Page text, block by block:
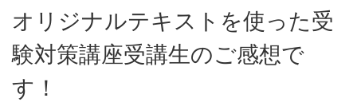
オリジナルテキストを使った受
験対策講座受講生のご感想で
す！